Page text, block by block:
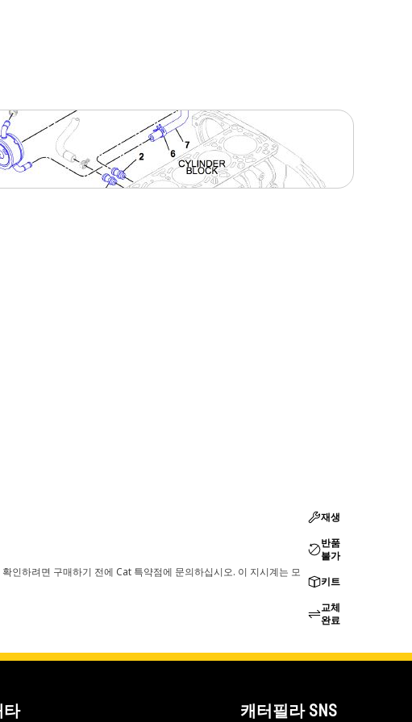
인하려면 구매하기 전에 Cat 특약점에 문의하십시오. 이 지시계는 모
재생
반품
불가
키트
교체
완료
타 캐터필라 SNS